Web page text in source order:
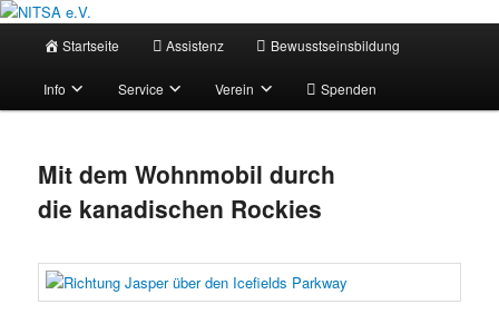
Zum
primären
springenNITSA e.V.
Selbstbestimmt leben mit Assistenz!
HauptmenüStartseite Assistenz Bewusstseinsbildung
Info Service Verein Spenden
Mit dem Wohnmobil durch
die kanadischen Rockies